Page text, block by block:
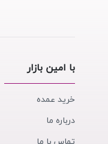
با امین بازار
خرید عمده
درباره ما